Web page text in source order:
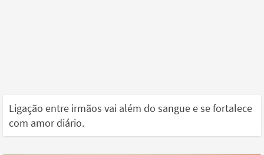
Ligação entre irmãos vai além do sangue e se fortalece
com amor diário.